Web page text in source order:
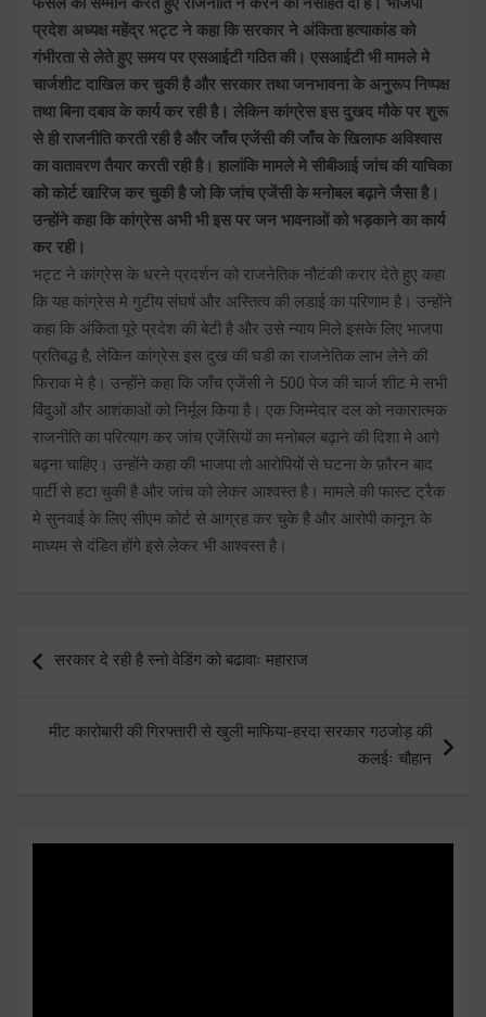
प्रदेश अध्यक्ष महेंद्र भट्ट ने कहा कि सरकार ने अंकिता हत्याकांड को
गंभीरता से लेते हुए समय पर एसआईटी गठित की। एसआईटी भी मामले मे
चार्जशीट दाखिल कर चुकी है और सरकार तथा जनभावना के अनुरूप निष्पक्ष
तथा बिना दबाव के कार्य कर रही है। लेकिन कांग्रेस इस दुखद मौके पर शुरू
से ही राजनीति करती रही है और जाँच एजेंसी की जाँच के खिलाफ अविश्वास
का वातावरण तैयार करती रही है। हालांकि मामले मे सीबीआई जांच की याचिका
को कोर्ट खारिज कर चुकी है जो कि जांच एजेंसी के मनोबल बढ़ाने जैसा है।
उन्होंने कहा कि कांग्रेस अभी भी इस पर जन भावनाओं को भड़काने का कार्य
कर रही।
भट्ट ने कांग्रेस के धरने प्रदर्शन को राजनेतिक नौटंकी करार देते हुए कहा
कि यह कांग्रेस मे गुटीय संघर्ष और अस्तित्व की लडाई का परिणाम है। उन्होंने
कहा कि अंकिता पूरे प्रदेश की बेटी है और उसे न्याय मिले इसके लिए भाजपा
प्रतिबद्ध है, लेकिन कांग्रेस इस दुख की घडी का राजनेतिक लाभ लेने की
फिराक मे है। उन्होंने कहा कि जाँच एजेंसी ने 500 पेज की चार्ज शीट मे सभी
विंदुओं और आशंकाओं को निर्मूल किया है। एक जिम्मेदार दल को नकारात्मक
राजनीति का परित्याग कर जांच एजेंसियों का मनोबल बढ़ाने की दिशा मे आगे
बढ़ना चाहिए। उन्होंने कहा की भाजपा तो आरोपियों से घटना के फ़ौरन बाद
पार्टी से हटा चुकी है और जांच को लेकर आश्वस्त है। मामले की फास्ट ट्रैक
मे सुनवाई के लिए सीएम कोर्ट से आग्रह कर चुके है और आरोपी कानून के
माध्यम से दंडित होंगे इसे लेकर भी आश्वस्त है।
navigation
सरकार दे रही है स्नो वेडिंग को बढावाः महाराज
मीट कारोबारी की गिरफ्तारी से खुली माफिया-हरदा सरकार गठजोड़ की
कलईः चौहान